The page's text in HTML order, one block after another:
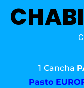
1 Cancha
Pasto